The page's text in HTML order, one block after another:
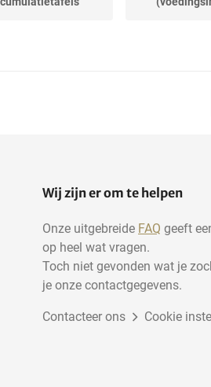
Wij zijn er om te helpen
Onze uitgebreide FAQ geeft
op heel wat vragen.
Toch niet gevonden wat je
je onze contactgegevens.
Contacteer ons Cookie